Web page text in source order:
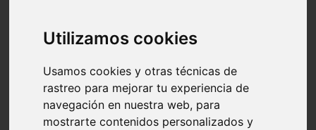
Utilizamos cookies
Usamos cookies y otras técnicas de
rastreo para mejorar tu experiencia de
navegación en nuestra web, para
mostrarte contenidos personalizados y
protagonistas
reptiles
adopci n
higiene
snacks
acuario